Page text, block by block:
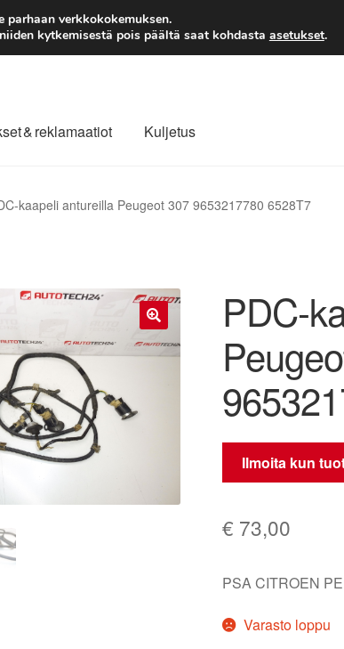
TOIMITUS alkaen 7 EUR
& reklamaatiot Kuljetus
kaapeli antureilla Peugeot 307 9653217780 6528T7
🔍
PDC-
Ilmoita kun
€ 73,00
PSA CITROEN
Varasto loppu
parhaan verkkokokemuksen.
kytkemisestä pois päältä saat kohdasta asetukset.